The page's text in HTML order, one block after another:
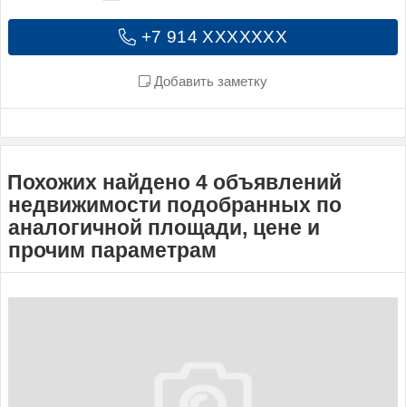
+7 914 XXXXXXX
Добавить заметку
Похожих найдено 4 объявлений
недвижимости подобранных по
аналогичной площади, цене и
прочим параметрам